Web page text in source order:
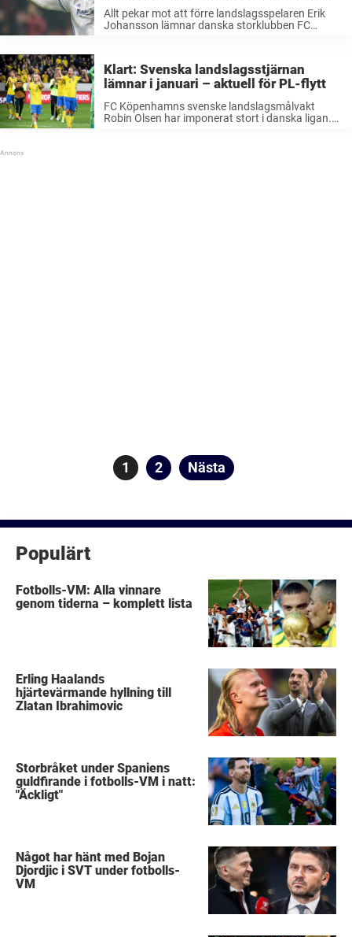
Allt pekar mot att förre landslagsspelaren Erik
Johansson lämnar danska storklubben FC
gör upp ...
Klart: Svenska landslagsstjärnan
lämnar i januari – aktuell för PL-flytt
FC Köpenhamns svenske landslagsmålvakt
Robin Olsen har imponerat stort i danska ligan.
Sidnumrering
Sida
1 Sida
2 Nästa
Populärt
Fotbolls-VM: Alla vinnare
genom tiderna – komplett lista
Erling Haalands
hjärtevärmande hyllning till
Zlatan Ibrahimovic
Storbråket under Spaniens
guldfirande i fotbolls-VM i natt:
"Äckligt"
Något har hänt med Bojan
Djordjic i SVT under fotbolls-
VM